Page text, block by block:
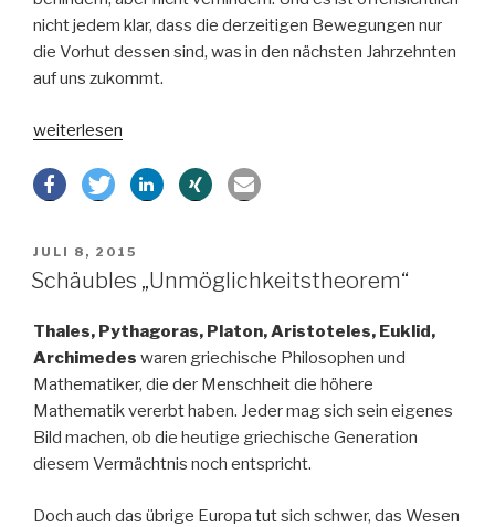
nicht jedem klar, dass die derzeitigen Bewegungen nur
die Vorhut dessen sind, was in den nächsten Jahrzehnten
auf uns zukommt.
„Flüchtlingskrise
Ihre
weiterlesen
VERÖFFENTLICHT
AM
JULI 8, 2015
Schäubles „Unmöglichkeitstheorem“
Thales, Pythagoras, Platon, Aristoteles, Euklid,
Archimedes waren griechische Philosophen und
Mathematiker, die der Menschheit die höhere
Mathematik vererbt haben. Jeder mag sich sein eigenes
Bild machen, ob die heutige griechische Generation
diesem Vermächtnis noch entspricht.
Doch auch das übrige Europa tut sich schwer, das Wesen